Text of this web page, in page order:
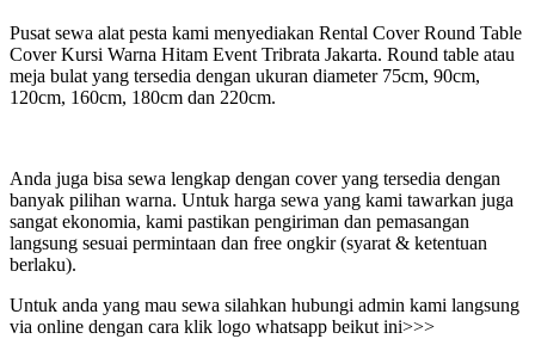
Pusat sewa alat pesta kami menyediakan Rental Cover Round Table
Cover Kursi Warna Hitam Event Tribrata Jakarta. Round table atau
meja bulat yang tersedia dengan ukuran diameter 75cm, 90cm,
120cm, 160cm, 180cm dan 220cm.
Anda juga bisa sewa lengkap dengan cover yang tersedia dengan
banyak pilihan warna. Untuk harga sewa yang kami tawarkan juga
sangat ekonomia, kami pastikan pengiriman dan pemasangan
langsung sesuai permintaan dan free ongkir (syarat & ketentuan
berlaku).
Untuk anda yang mau sewa silahkan hubungi admin kami langsung
via online dengan cara klik logo whatsapp beikut ini>>>